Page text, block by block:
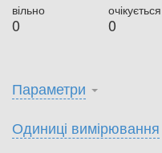
вільно
0
очікується
0
Параметри
Одиниці вимірювання